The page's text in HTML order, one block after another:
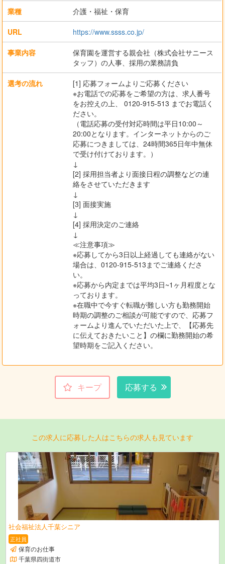
業種 介護・福祉・保育
URL https://www.ssss.co.jp/
事業内容
保育園を運営する親会社（株式会社サニース
タッフ）の人事、採用の業務請負
選考の流れ
[1] 応募フォームよりご応募ください
※お電話での応募をご希望の方は、求人番号
をお控えの上、 0120-915-513 までお電話く
ださい。
（電話応募の受付対応時間は平日10:00～
20:00となります。インターネットからのご
応募につきましては、24時間365日年中無休
で受け付けております。）
↓
[2] 採用担当者より面接日程の調整などの連
絡をさせていただきます
↓
[3] 面接実施
↓
[4] 採用決定のご連絡
↓
≪注意事項≫
※応募してから3日以上経過しても連絡がない
場合は、0120-915-513までご連絡くださ
い。
※応募から内定までは平均3日~1ヶ月程度とな
っております。
※在職中で今すぐ転職が難しい方も勤務開始
時期の調整のご相談が可能ですので、応募フ
ォームより進んでいただいた上で、【応募先
に伝えておきたいこと】の欄に勤務開始の希
望時期をご記入ください。
キープ 応募する
この求人に応募した人はこちらの求人も見ています
社会福祉法人千葉シニア
正社員
保育のお仕事
千葉県四街道市